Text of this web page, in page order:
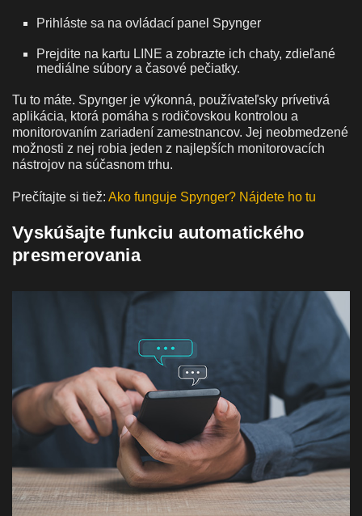
Prihláste sa na ovládací panel Spynger
Prejdite na kartu LINE a zobrazte ich chaty, zdieľané
mediálne súbory a časové pečiatky.
Tu to máte. Spynger je výkonná, používateľsky prívetivá
aplikácia, ktorá pomáha s rodičovskou kontrolou a
monitorovaním zariadení zamestnancov. Jej neobmedzené
možnosti z nej robia jeden z najlepších monitorovacích
nástrojov na súčasnom trhu.
Prečítajte si tiež: Ako funguje Spynger? Nájdete ho tu
Vyskúšajte funkciu automatického
presmerovania